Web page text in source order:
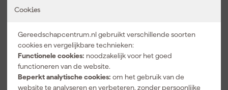
Cookies
Gereedschapcentrum.nl gebruikt verschillende soorten
cookies en vergelijkbare technieken:
Functionele cookies: noodzakelijk voor het goed
functioneren van de website.
Beperkt analytische cookies: om het gebruik van de
website te analyseren en verbeteren, zonder persoonlijke